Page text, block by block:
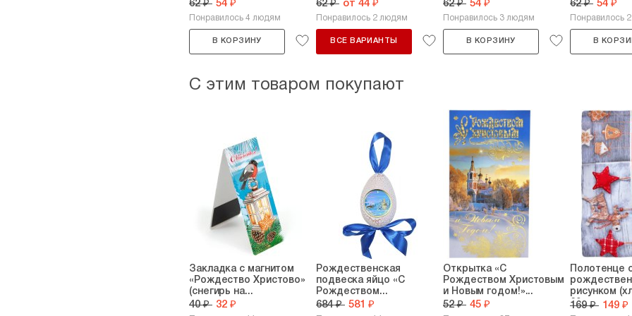
62 ₽ 54 ₽
Понравилось 4 людям
В КОРЗИНУ
62 ₽ от 44 ₽
Понравилось 2 людям
ВСЕ ВАРИАНТЫ
62 ₽ 54 ₽
Понравилось 3 людям
В КОРЗИНУ
62 ₽ 54 ₽
Понравилось
В
С этим товаром покупают
Закладка с магнитом
«Рождество Христово»
(снегирь на...
40 ₽ 32 ₽
Рождественская
подвеска яйцо «С
Рождеством...
684 ₽ 581 ₽
Открытка «С
Рождеством Христовым
и Новым годом!»...
52 ₽ 45 ₽
Полотенце
рисунком
60...
169 ₽ 149 ₽